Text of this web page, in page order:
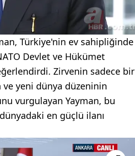
Türkiye'nin ev sahipliğinde
Devlet ve Hükümet
Zirvenin sadece bir
yeni dünya düzeninin
vurgulayan Yayman, bu
en güçlü ilanı